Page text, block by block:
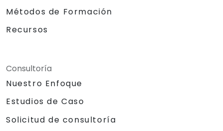
Métodos de Formación
Recursos
Consultoría
Nuestro Enfoque
Estudios de Caso
Solicitud de consultoría